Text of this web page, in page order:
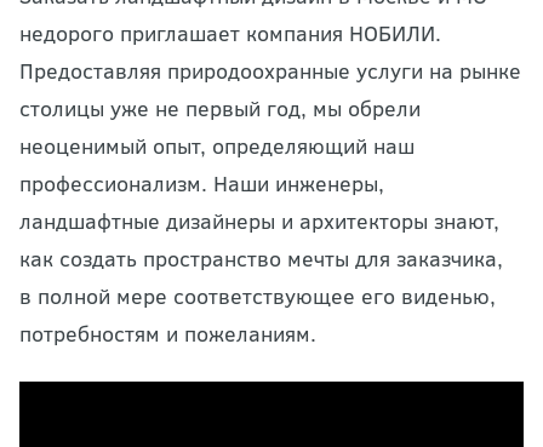
недорого приглашает компания НОБИЛИ.
Предоставляя природоохранные услуги на рынке
столицы уже не первый год, мы обрели
неоценимый опыт, определяющий наш
профессионализм. Наши инженеры,
ландшафтные дизайнеры и архитекторы знают,
как создать пространство мечты для заказчика,
в полной мере соответствующее его виденью,
потребностям и пожеланиям.